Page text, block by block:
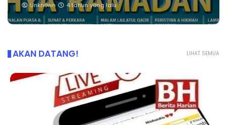
Unknown 4 tahun yang lalu
LIHAT SEMUA
AKAN DATANG!